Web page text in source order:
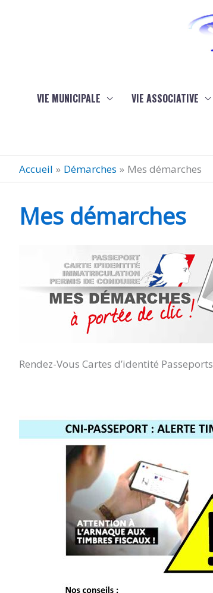
VIE MUNICIPALE VIE ASSOCIATIVE
Accueil Démarches Mes démarches
Mes démarches
Rendez-Vous Cartes d’identité Passeports